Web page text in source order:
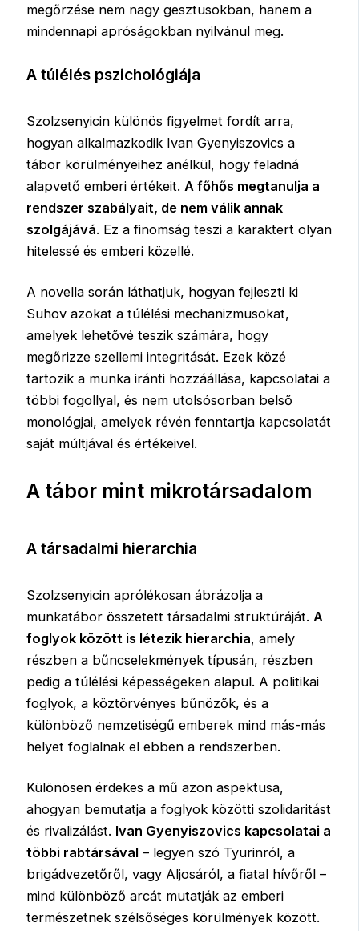
megőrzése nem nagy gesztusokban, hanem a
mindennapi apróságokban nyilvánul meg.
A túlélés pszichológiája
Szolzsenyicin különös figyelmet fordít arra,
hogyan alkalmazkodik Ivan Gyenyiszovics a
tábor körülményeihez anélkül, hogy feladná
alapvető emberi értékeit. A főhős megtanulja a
rendszer szabályait, de nem válik annak
szolgájává. Ez a finomság teszi a karaktert olyan
hitelessé és emberi közellé.
A novella során láthatjuk, hogyan fejleszti ki
Suhov azokat a túlélési mechanizmusokat,
amelyek lehetővé teszik számára, hogy
megőrizze szellemi integritását. Ezek közé
tartozik a munka iránti hozzáállása, kapcsolatai a
többi fogollyal, és nem utolsósorban belső
monológjai, amelyek révén fenntartja kapcsolatát
saját múltjával és értékeivel.
A tábor mint mikrotársadalom
A társadalmi hierarchia
Szolzsenyicin aprólékosan ábrázolja a
munkatábor összetett társadalmi struktúráját. A
foglyok között is létezik hierarchia, amely
részben a bűncselekmények típusán, részben
pedig a túlélési képességeken alapul. A politikai
foglyok, a köztörvényes bűnözők, és a
különböző nemzetiségű emberek mind más-más
helyet foglalnak el ebben a rendszerben.
Különösen érdekes a mű azon aspektusa,
ahogyan bemutatja a foglyok közötti szolidaritást
és rivalizálást. Ivan Gyenyiszovics kapcsolatai a
többi rabtársával – legyen szó Tyurinról, a
brigádvezetőről, vagy Aljosáról, a fiatal hívőről –
mind különböző arcát mutatják az emberi
természetnek szélsőséges körülmények között.